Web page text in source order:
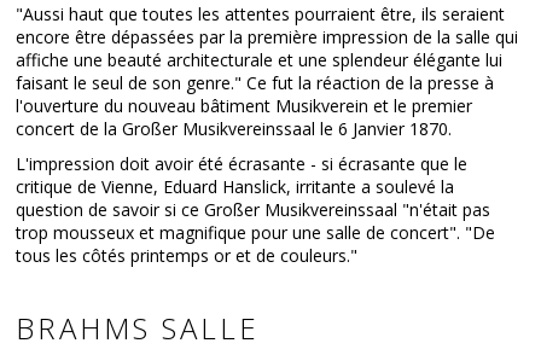
"Aussi haut que toutes les attentes pourraient être, ils seraient
encore être dépassées par la première impression de la salle qui
affiche une beauté architecturale et une splendeur élégante lui
faisant le seul de son genre." Ce fut la réaction de la presse à
l'ouverture du nouveau bâtiment Musikverein et le premier
concert de la Großer Musikvereinssaal le 6 Janvier 1870.
L'impression doit avoir été écrasante - si écrasante que le
critique de Vienne, Eduard Hanslick, irritante a soulevé la
question de savoir si ce Großer Musikvereinssaal "n'était pas
trop mousseux et magnifique pour une salle de concert". "De
tous les côtés printemps or et de couleurs."
BRAHMS SALLE